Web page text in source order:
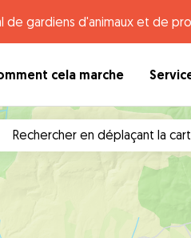
gardiens d'animaux et de
cela marche
Rechercher en déplaçant la